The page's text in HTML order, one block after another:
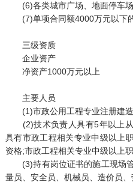
(6)各类城市广场、地面停车场
(7)单项合同额4000万元以下的
三级资质
企业资产
净资产1000万元以上
主要人员
(1)市政公用工程专业注册建造
(2)技术负责人具有5年以上从
具有市政工程相关专业中级以上
资格;市政工程相关专业中级以上
(3)持有岗位证书的施工现场管
量员、安全员、机械员、造价员、